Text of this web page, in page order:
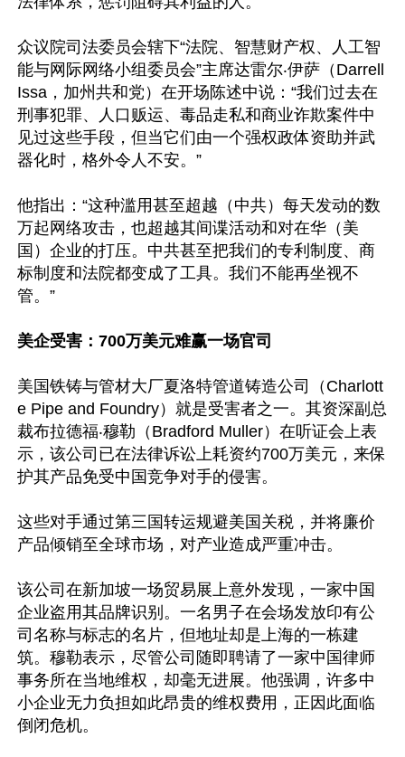
众议院司法委员会辖下“法院、智慧财产权、人工智
能与网际网络小组委员会”主席达雷尔‧伊萨（Darrell
Issa，加州共和党）在开场陈述中说：“我们过去在
刑事犯罪、人口贩运、毒品走私和商业诈欺案件中
见过这些手段，但当它们由一个强权政体资助并武
器化时，格外令人不安。”
他指出：“这种滥用甚至超越（中共）每天发动的数
万起网络攻击，也超越其间谍活动和对在华（美
国）企业的打压。中共甚至把我们的专利制度、商
标制度和法院都变成了工具。我们不能再坐视不
管。”
美企受害：700万美元难赢一场官司
美国铁铸与管材大厂夏洛特管道铸造公司（Charlott
e Pipe and Foundry）就是受害者之一。其资深副总
裁布拉德福‧穆勒（Bradford Muller）在听证会上表
示，该公司已在法律诉讼上耗资约700万美元，来保
护其产品免受中国竞争对手的侵害。
这些对手通过第三国转运规避美国关税，并将廉价
产品倾销至全球市场，对产业造成严重冲击。
该公司在新加坡一场贸易展上意外发现，一家中国
企业盗用其品牌识别。一名男子在会场发放印有公
司名称与标志的名片，但地址却是上海的一栋建
筑。穆勒表示，尽管公司随即聘请了一家中国律师
事务所在当地维权，却毫无进展。他强调，许多中
小企业无力负担如此昂贵的维权费用，正因此面临
倒闭危机。